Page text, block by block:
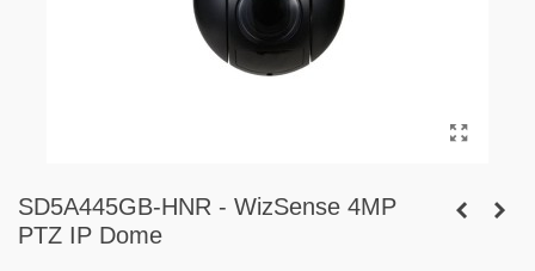
SD5A445GB-HNR - WizSense 4MP
PTZ IP Dome